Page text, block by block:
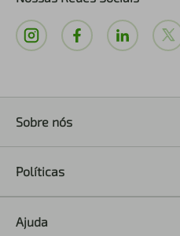
Sobre nós
Políticas
Ajuda